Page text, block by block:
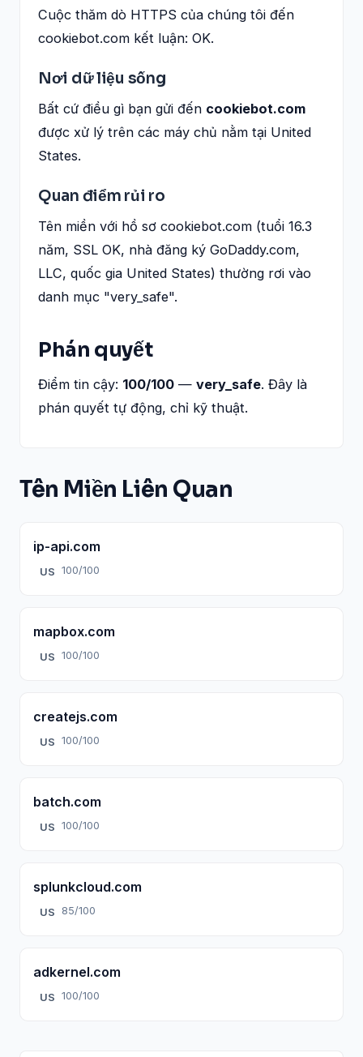
Cuộc thăm dò HTTPS của chúng tôi đến
cookiebot.com kết luận: OK.
Nơi dữ liệu sống
Bất cứ điều gì bạn gửi đến cookiebot.com
được xử lý trên các máy chủ nằm tại United
States.
Quan điểm rủi ro
Tên miền với hồ sơ cookiebot.com (tuổi 16.3
năm, SSL OK, nhà đăng ký GoDaddy.com,
LLC, quốc gia United States) thường rơi vào
danh mục "very_safe".
Phán quyết
Điểm tin cậy: 100/100 — very_safe. Đây là
phán quyết tự động, chỉ kỹ thuật.
Tên Miền Liên Quan
ip-api.com
US 100/100
mapbox.com
US 100/100
createjs.com
US 100/100
batch.com
US 100/100
splunkcloud.com
US 85/100
adkernel.com
US 100/100